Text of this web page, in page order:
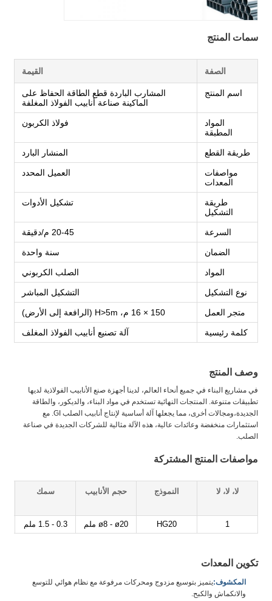
سمات المنتج
الصفة القيمة
اسم المنتج
المشارب الباردة قطع الطاقة الحفاظ على
الماكينة صناعة أنابيب الفولاذ المغلفة
المواد
المطبقة
فولاذ الكربون
طريقة القطع المنشار البارد
مواصفات
المعدات
العميل المحدد
طريقة
التشكيل
تشكيل الأدوات
السرعة 20-45 م/دقيقة
الضمان سنة واحدة
المواد الصلب الكربوني
نوع التشكيل التشكيل المباشر
متجر العمل 150 × 16 م، H>5m (الرافعة إلى الأرض)
كلمة رئيسية آلة تصنيع أنابيب الفولاذ المغلف
وصف المنتج
في مشاريع البناء في جميع أنحاء العالم، لدينا أجهزة صنع الأنابيب الفولاذية لديها
تطبيقات متنوعة. المنتجات النهائية تستخدم في مواد البناء، والديكور، والطاقة
الجديدة،ومجالات أخرى، مما يجعلها آلة أساسية لإنتاج أنابيب الصلب GI. مع
استثمارات منخفضة وعائدات عالية، هذه الآلة مثالية للشركات الجديدة في صناعة
الصلب.
مواصفات المنتج المشتركة
لا، لا، لا النموذج حجم الأنابيب
سمك
1
HG20 ø8 - ø20 ملم 0.3 - 1.5 ملم
تكوين المعدات
المكشوف:يتميز بتوسيع مزدوج ومحركات مرفوعة مع نظام هوائي للتوسع
والانكماش والكبح.